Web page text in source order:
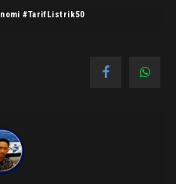
#TarifListrik50